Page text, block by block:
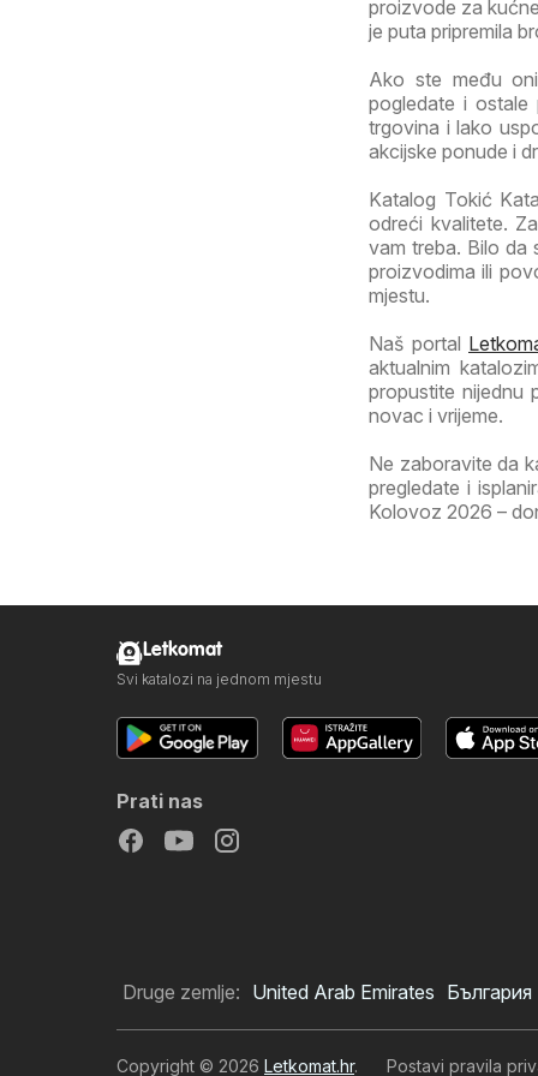
proizvode za
je puta pripremila
Ako ste među
pogledate i
trgovina i lako
akcijske ponude i
Katalog Tokić
odreći kvalitete.
vam treba. Bilo da
proizvodima ili
mjestu.
Naš portal
aktualnim
propustite nijednu
novac i vrijeme.
Ne zaboravite da
pregledate i
Kolovoz 2026 –
Letkomat
Svi katalozi na jednom mjestu
Prati nas
Druge zemlje: United Arab Emirates България
Copyright © 2026 Letkomat.hr. Postavi pravila